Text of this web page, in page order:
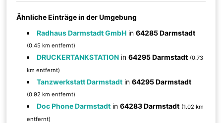
Ähnliche Einträge in der Umgebung
Radhaus Darmstadt GmbH in64285 Darmstadt
(0.45 km entfernt)
DRUCKERTANKSTATION in64295 Darmstadt (0.73
km entfernt)
Tanzwerkstatt Darmstadt in64295 Darmstadt
(0.92 km entfernt)
Doc Phone Darmstadt in64283 Darmstadt (1.02 km
entfernt)